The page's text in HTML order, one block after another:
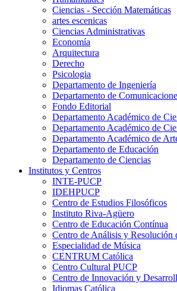
Ciencias - Sección Matemáticas
artes escenicas
Ciencias Administrativas
Economía
Arquitectura
Derecho
Psicologia
Departamento de Ingeniería
Departamento de
Fondo Editorial
Departamento Académico de
Departamento Académico de
Departamento Académico de
Departamento de Educación
Departamento de Ciencias
Institutos y Centros
INTE-PUCP
IDEHPUCP
Centro de Estudios Filosóficos
Instituto Riva-Agüero
Centro de Educación Contínua
Centro de Análisis y Resolución
Especialidad de Música
CENTRUM Católica
Centro Cultural PUCP
Centro de Innovación y
Idiomas Católica